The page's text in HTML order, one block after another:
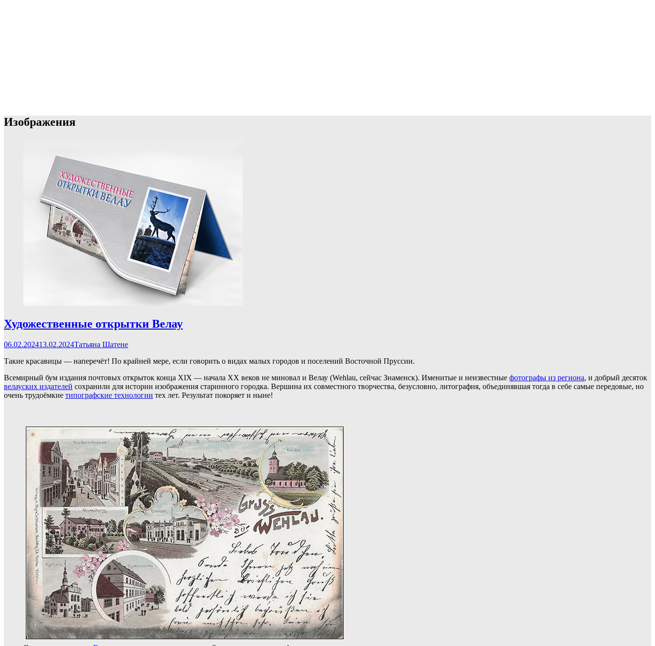
Изображения
Художественные открытки Велау
06.02.202413.02.2024Татьяна Шатене
Такие красавицы — наперечёт! По крайней мере, если говорить о видах малых городов и поселений Восточной Пруссии.
Всемирный бум издания почтовых открыток конца XIX — начала XX веков не миновал и Велау (Wehlau, сейчас Знаменск). Именитые и неизвестные фотографы из региона, и добрый десяток
велауских издателей сохранили для истории изображения старинного городка. Вершина их совместного творчества, безусловно, литография, объединявшая тогда в себе самые передовые, но
очень трудоёмкие типографские технологии тех лет. Результат покоряет и ныне!